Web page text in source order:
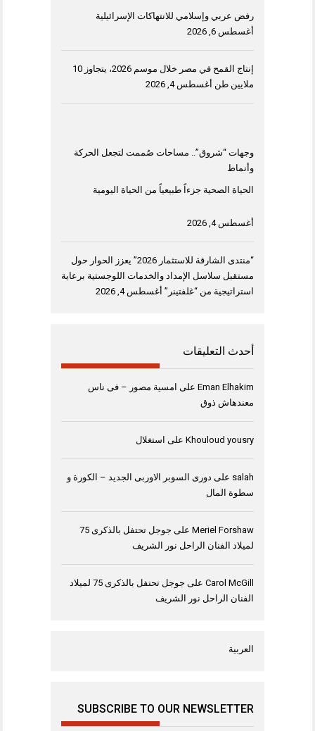
رفض عربي وإسلامي للانتهاكات الإسرائيلية
أغسطس 6, 2026
إنتاج القمح في مصر خلال موسم 2026، يتجاوز 10
ملايين طن أغسطس 4, 2026
وجهات “شروق”.. مساحات صُممت لتجعل الحركة
وأنماط
الحياة الصحية جزءاً طبيعياً من الحياة اليومية
أغسطس 4, 2026
“منتدى الشارقة للاستثمار 2026” يعزز الحوار حول
مستقبل سلاسل الإمداد والخدمات اللوجستية برعاية
استراتيجية من “غلفتينر” أغسطس 4, 2026
أحدث التعليقات
Eman Elhakim على امسية مصور – فى ناس
معندهاش ذوق
Khouloud yousry على استغلال
salah على دورى السوبر الاوربى الجديد – الكورة و
سطوة المال
Meriel Forshaw على
جوجل تحتفل بالذكرى 75
لميلاد الفنان الراحل نور الشريف
Carol McGill على
جوجل تحتفل بالذكرى 75 لميلاد
الفنان الراحل نور الشريف
العربية
SUBSCRIBE TO OUR NEWSLETTER